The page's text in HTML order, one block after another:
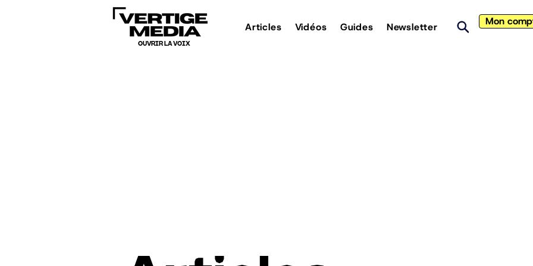
OUVRIR LA VOIX
Articles Vidéos Guides Newsletter Mon